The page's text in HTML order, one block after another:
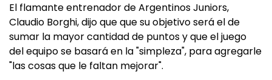
El flamante entrenador de Argentinos Juniors,
Claudio Borghi, dijo que que su objetivo será el de
sumar la mayor cantidad de puntos y que el juego
del equipo se basará en la "simpleza", para agregarle
"las cosas que le faltan mejorar".